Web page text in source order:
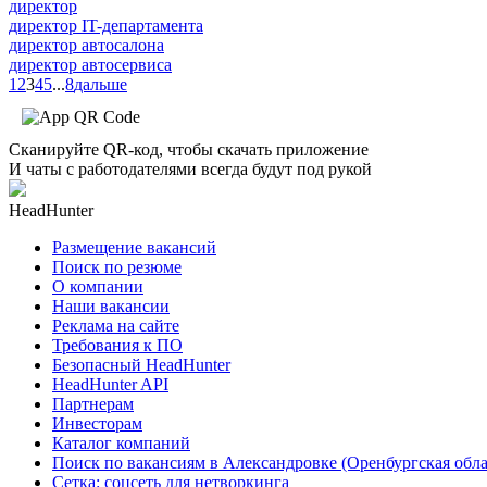
директор
директор IT-департамента
директор автосалона
директор автосервиса
1 2345...8дальше
Сканируйте QR-код, чтобы скачать приложение
И чаты с работодателями всегда будут под рукой
HeadHunter
Размещение вакансий
Поиск по резюме
О компании
Наши вакансии
Реклама на сайте
Требования к ПО
Безопасный HeadHunter
HeadHunter API
Партнерам
Инвесторам
Каталог компаний
Поиск по вакансиям в Александровке (Оренбургская
Сетка: соцсеть для нетворкинга